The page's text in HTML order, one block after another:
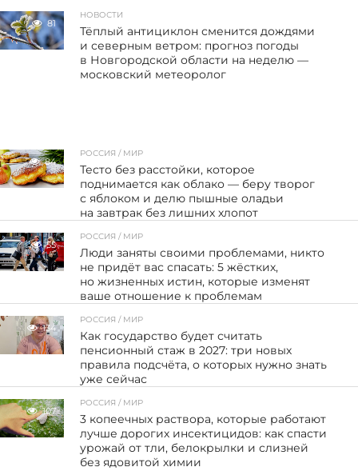
81
НОВОСТИ
Тёплый антициклон сменится дождями
и северным ветром: прогноз погоды
в Новгородской области на неделю —
московский метеоролог
84
РОССИЯ / МИР
Тесто без расстойки, которое
поднимается как облако — беру творог
с яблоком и делю пышные оладьи
на завтрак без лишних хлопот
55
РОССИЯ / МИР
Люди заняты своими проблемами, никто
не придёт вас спасать: 5 жёстких,
но жизненных истин, которые изменят
ваше отношение к проблемам
134
РОССИЯ / МИР
Как государство будет считать
пенсионный стаж в 2027: три новых
правила подсчёта, о которых нужно знать
уже сейчас
107
РОССИЯ / МИР
3 копеечных раствора, которые работают
лучше дорогих инсектицидов: как спасти
урожай от тли, белокрылки и слизней
без ядовитой химии